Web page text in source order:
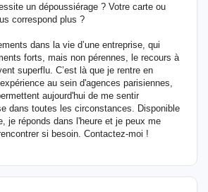
un dépoussiérage ? Votre carte ou
correspond plus ?
dans la vie d’une entreprise, qui
forts, mais non pérennes, le recours à
superflu. C’est là que je rentre en
au sein d'agences parisiennes,
aujourd'hui de me sentir
dans toutes les circonstances. Disponible
je réponds dans l'heure et je peux me
si besoin. Contactez-moi !